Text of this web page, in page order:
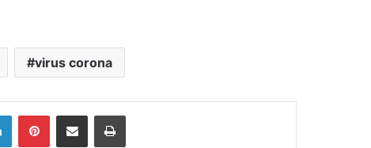
virus corona
LinkedInPinterestShare via Email Print